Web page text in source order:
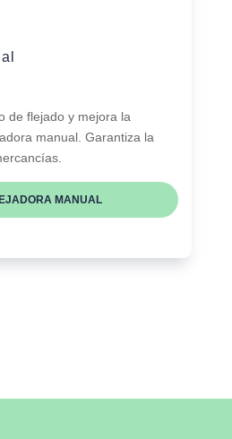
de flejado y mejora la
manual. Garantiza la
MANUAL